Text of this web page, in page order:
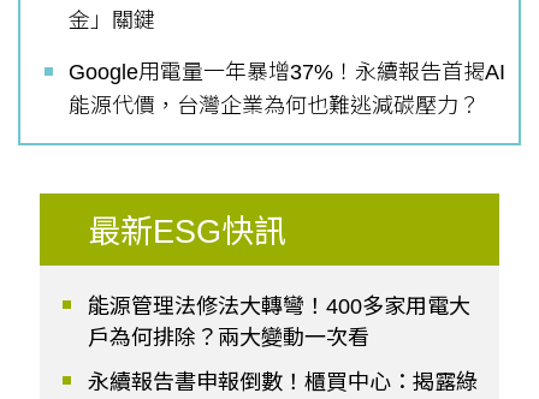
金」關鍵
Google用電量一年暴增37%！永續報告首揭AI
能源代價，台灣企業為何也難逃減碳壓力？
最新ESG快訊
能源管理法修法大轉彎！400多家用電大
戶為何排除？兩大變動一次看
永續報告書申報倒數！櫃買中心：揭露綠